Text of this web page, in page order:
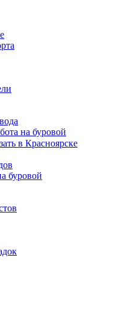
на буровой
в Красноярске
буровой